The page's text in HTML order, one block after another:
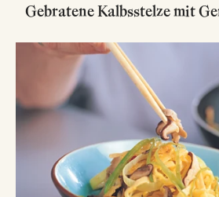
Gebratene Kalbsstelze mit